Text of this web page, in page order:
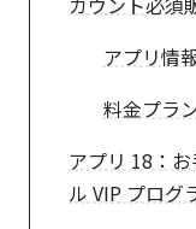
アプリ情
料金プラ
アプリ 18：
ル VIP プログ